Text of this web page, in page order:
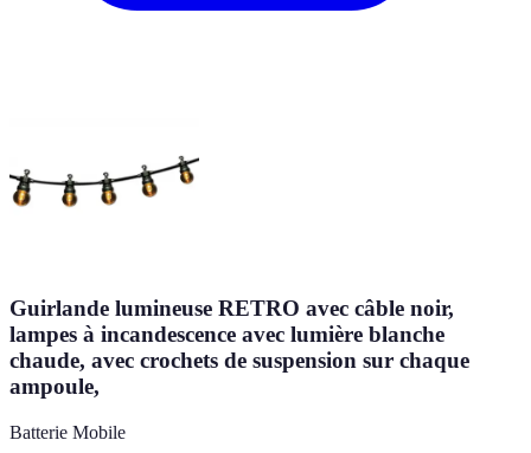
Guirlande lumineuse RETRO avec câble noir,
lampes à incandescence avec lumière blanche
chaude, avec crochets de suspension sur chaque
ampoule,
Batterie Mobile